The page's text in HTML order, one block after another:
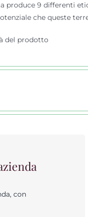
produce 9 differenti
che queste
del prodotto
con